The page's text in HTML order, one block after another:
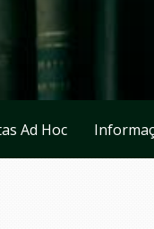
Ad Hoc